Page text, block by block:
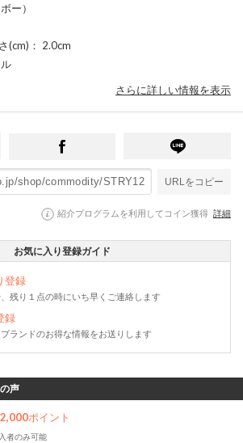
ー）
(cm) ： 2.0cm
さらに詳しい情報を表示
URLをコピー
紹介プログラムを利用してコイン獲得 詳細
お気に入り登録ガイド
登録
残り１点の時にいち早くご連絡します
録
ランドのお得な情報をお送りします
声
2,000ポイント
者のみ可能